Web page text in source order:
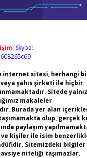
Skype:
internet sitesi, herhangi
şahıs şirketi ile hiçbir
Sitede
makaleler
Burada yer alan
olup, gerçek
paylaşım
ve kişiler ile isim
Sitemizdeki
niteliği taşımazlar.